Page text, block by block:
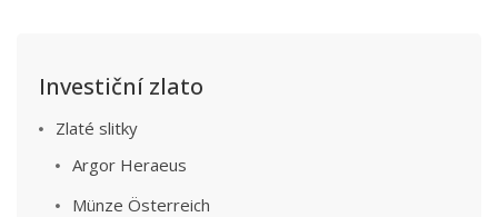
Investiční zlato
Zlaté slitky
Argor Heraeus
Münze Österreich